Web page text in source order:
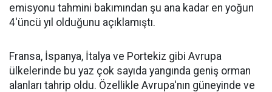
emisyonu tahmini bakımından şu ana kadar en yoğun
4'üncü yıl olduğunu açıklamıştı.
Fransa, İspanya, İtalya ve Portekiz gibi Avrupa
ülkelerinde bu yaz çok sayıda yangında geniş orman
alanları tahrip oldu. Özellikle Avrupa'nın güneyinde ve